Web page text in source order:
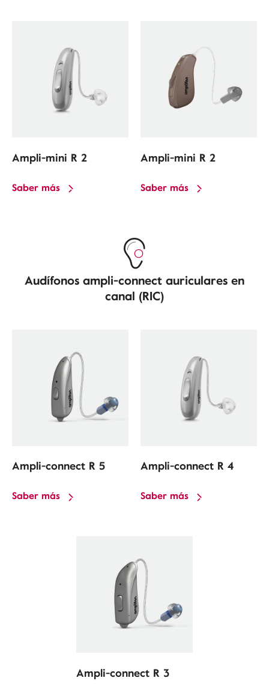
Ampli-mini R 2
Saber más
Ampli-mini R 2
Saber más
Audífonos ampli-connect auriculares en
canal (RIC)
Ampli-connect R 5
Saber más
Ampli-connect R 4
Saber más
Ampli-connect R 3